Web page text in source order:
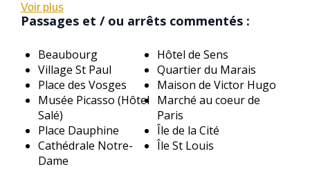
Voir plus
Passages et / ou arrêts commentés :
Beaubourg
Hôtel de Sens
Village St Paul
Quartier du Marais
Place des Vosges
Maison de Victor Hugo
Musée Picasso (Hôtel
Salé)
Marché au coeur de
Paris
Place Dauphine
Île de la Cité
Cathédrale Notre-
Dame
Île St Louis